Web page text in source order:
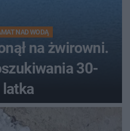
NAD WODĄ
na żwirowni.
30-
latka